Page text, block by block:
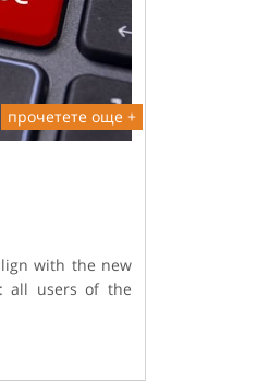
прочетете още +
with the new
all users of the